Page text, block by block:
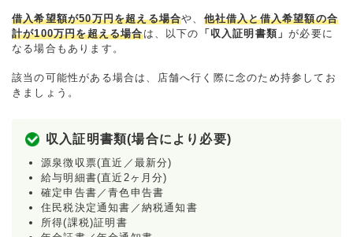
借入希望額が50万円を超える場合や、 他社借入と借入希望額の合
計が100万円を超える場合は、以下の 「収入証明書類」が必要に
なる場合もあります。
該当の可能性がある場合は、店舗へ行く際に念のため持参してお
きましょう。
収入証明書類(場合により必要)
源泉徴収票(直近／最新分)
給与明細書(直近2ヶ月分)
確定申告書／青色申告書
住民税決定通知書／納税通知書
所得(課税)証明書